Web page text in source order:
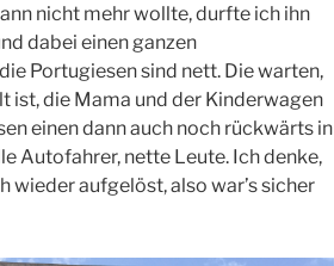
nicht mehr wollte, durfte ich ihn
dabei einen ganzen
Portugiesen sind nett. Die warten,
ist, die Mama und der Kinderwagen
einen dann auch noch rückwärts in
Autofahrer, nette Leute. Ich denke,
wieder aufgelöst, also war’s sicher